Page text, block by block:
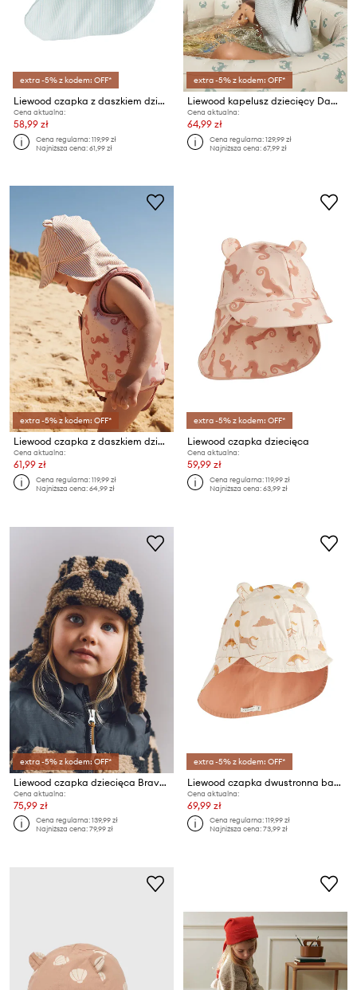
extra -5% z kodem: OFF*
Liewood czapka z daszkiem dziecięca Senia Seersucker Sun Hat With Ears
Cena aktualna:
58,99 zł
Cena regularna:119,99 zł
Najniższa cena:61,99 zł
extra -5% z kodem: OFF*
Liewood kapelusz dziecięcy Damona Stripe Sun Hat
Cena aktualna:
64,99 zł
Cena regularna:129,99 zł
Najniższa cena:67,99 zł
extra -5% z kodem: OFF*
Liewood czapka z daszkiem dziecięca Senia Seersucker Sun Hat With Ears
Cena aktualna:
61,99 zł
Cena regularna:119,99 zł
Najniższa cena:64,99 zł
extra -5% z kodem: OFF*
Liewood czapka dziecięca
Cena aktualna:
59,99 zł
Cena regularna:119,99 zł
Najniższa cena:63,99 zł
extra -5% z kodem: OFF*
Liewood czapka dziecięca Bravo Pile Hat
Cena aktualna:
75,99 zł
Cena regularna:139,99 zł
Najniższa cena:79,99 zł
extra -5% z kodem: OFF*
Liewood czapka dwustronna bawełniana dziecięca
Cena aktualna:
69,99 zł
Cena regularna:119,99 zł
Najniższa cena:73,99 zł